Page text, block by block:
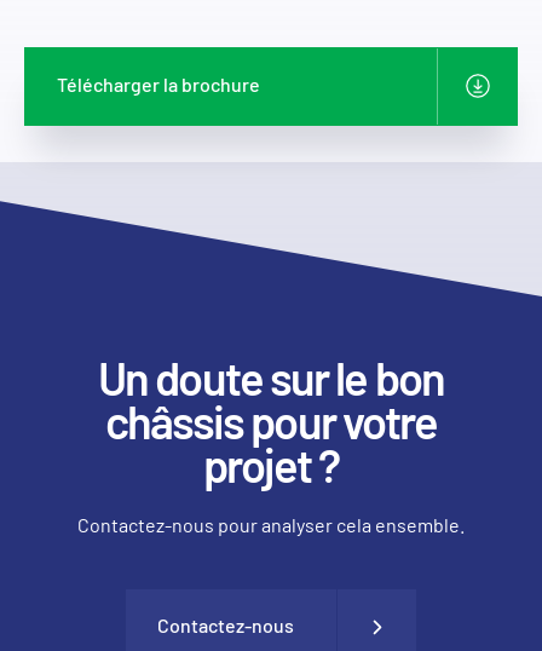
Télécharger la brochure
Un doute sur le bon
châssis pour votre
projet ?
Contactez-nous pour analyser cela ensemble.
Contactez-nous